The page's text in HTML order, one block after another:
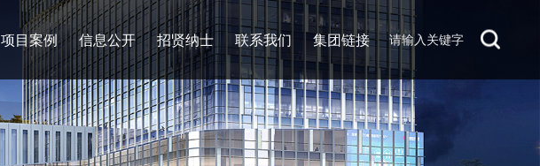
项目案例 信息公开 招贤纳士 联系我们 集团链接